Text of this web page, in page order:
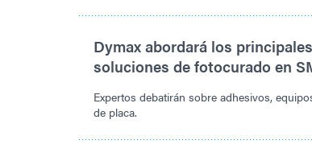
Dymax abordará los
soluciones de fotocurado en
Expertos debatirán sobre adhesivos,
de placa.